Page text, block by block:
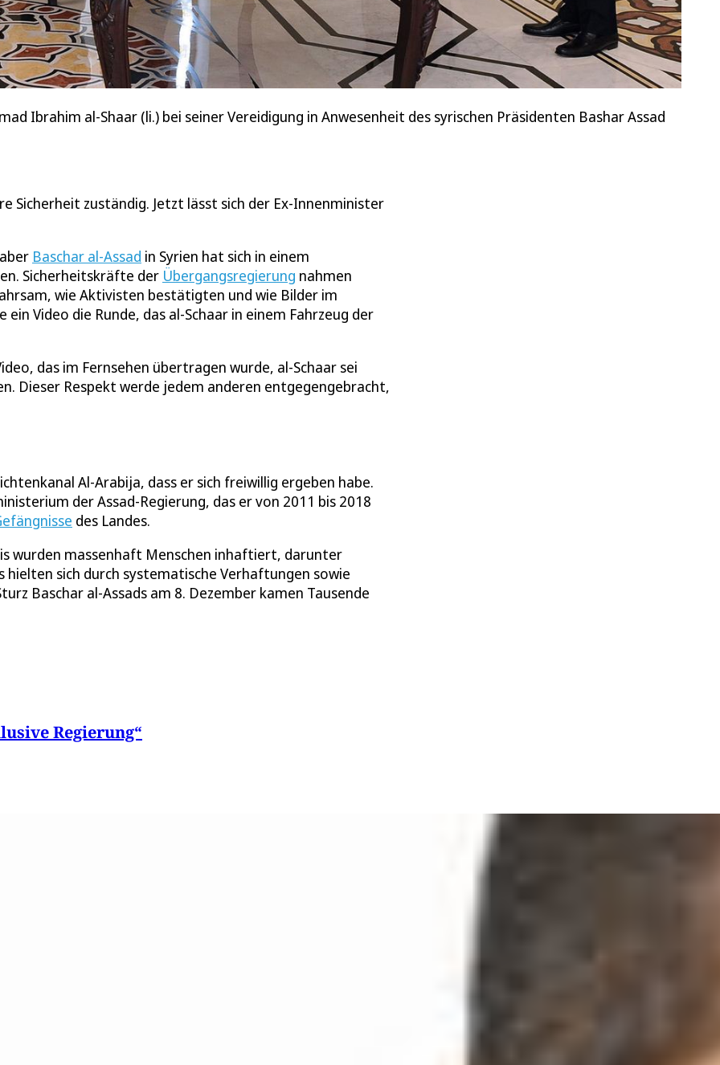
Ibrahim al-Shaar (li.) bei seiner Vereidigung in Anwesenheit des syrischen Präsidenten Bashar Assad
Sicherheit zuständig. Jetzt lässt sich der Ex-Innenminister
Baschar al-Assad in Syrien hat sich in einem
Sicherheitskräfte der Übergangsregierung nahmen
wie Aktivisten bestätigten und wie Bilder im
Video die Runde, das al-Schaar in einem Fahrzeug der
das im Fernsehen übertragen wurde, al-Schaar sei
Dieser Respekt werde jedem anderen entgegengebracht,
Al-Arabija, dass er sich freiwillig ergeben habe.
der Assad-Regierung, das er von 2011 bis 2018
des Landes.
wurden massenhaft Menschen inhaftiert, darunter
hielten sich durch systematische Verhaftungen sowie
Baschar al-Assads am 8. Dezember kamen Tausende
Regierung“